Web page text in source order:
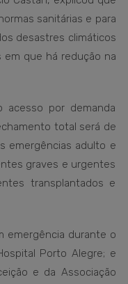
sanitárias e para
desastres climáticos
que há redução na
acesso por demanda
total será de
emergências adulto e
graves e urgentes
transplantados e
emergência durante o
Porto Alegre; e
e da Associação